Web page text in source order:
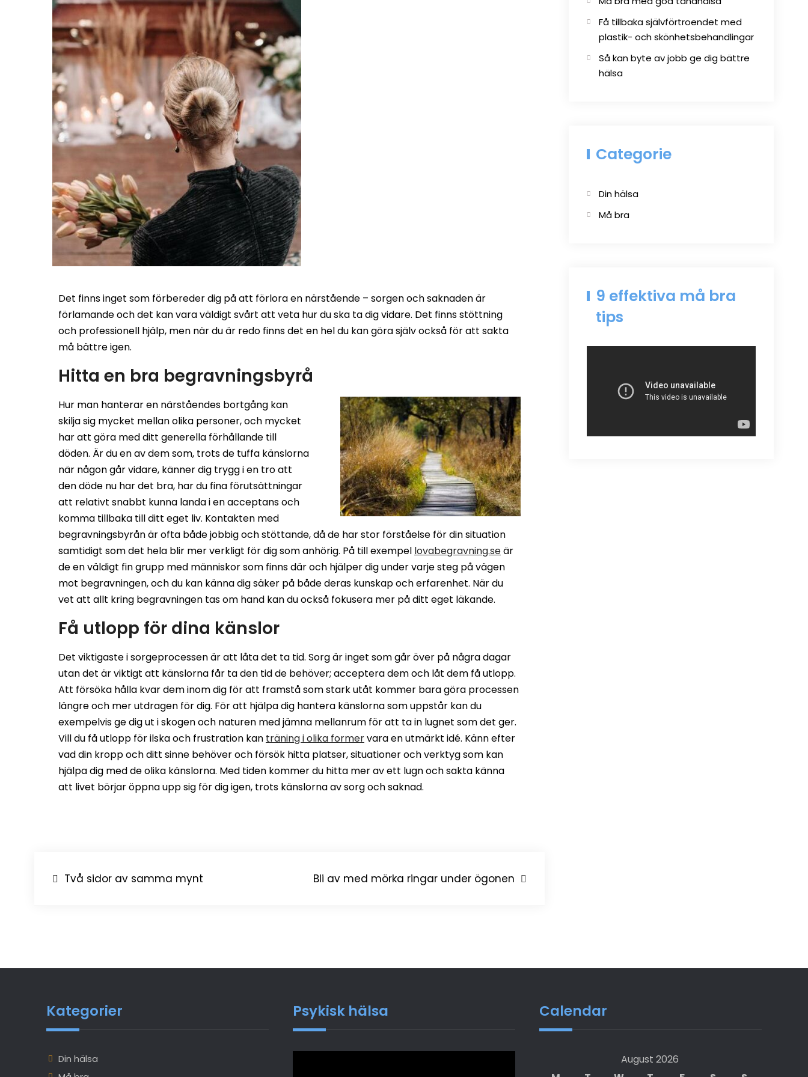
Det finns inget som förbereder dig på att förlora en närstående – sorgen och saknaden är
förlamande och det kan vara väldigt svårt att veta hur du ska ta dig vidare. Det finns stöttning
och professionell hjälp, men när du är redo finns det en hel du kan göra själv också för att sakta
må bättre igen.
Hitta en bra begravningsbyrå
Hur man hanterar en närståendes bortgång kan
skilja sig mycket mellan olika personer, och mycket
har att göra med ditt generella förhållande till
döden. Är du en av dem som, trots de tuffa känslorna
när någon går vidare, känner dig trygg i en tro att
den döde nu har det bra, har du fina förutsättningar
att relativt snabbt kunna landa i en acceptans och
komma tillbaka till ditt eget liv. Kontakten med
begravningsbyrån är ofta både jobbig och stöttande, då de har stor förståelse för din situation
samtidigt som det hela blir mer verkligt för dig som anhörig. På till exempel lovabegravning.seär
de en väldigt fin grupp med människor som finns där och hjälper dig under varje steg på vägen
mot begravningen, och du kan känna dig säker på både deras kunskap och erfarenhet. När du
vet att allt kring begravningen tas om hand kan du också fokusera mer på ditt eget läkande.
Få utlopp för dina känslor
Det viktigaste i sorgeprocessen är att låta det ta tid. Sorg är inget som går över på några dagar
utan det är viktigt att känslorna får ta den tid de behöver; acceptera dem och låt dem få utlopp.
Att försöka hålla kvar dem inom dig för att framstå som stark utåt kommer bara göra processen
längre och mer utdragen för dig. För att hjälpa dig hantera känslorna som uppstår kan du
exempelvis ge dig ut i skogen och naturen med jämna mellanrum för att ta in lugnet som det ger.
Vill du få utlopp för ilska och frustration kan träning i olika formervara en utmärkt idé. Känn efter
vad din kropp och ditt sinne behöver och försök hitta platser, situationer och verktyg som kan
hjälpa dig med de olika känslorna. Med tiden kommer du hitta mer av ett lugn och sakta känna
att livet börjar öppna upp sig för dig igen, trots känslorna av sorg och saknad.
Post
Två sidor av samma mynt Bli av med mörka ringar under ögonen
Få tillbaka självförtroendet med
plastik- och skönhetsbehandlingar
Så kan byte av jobb ge dig bättre
hälsa
Categorie
Din hälsa
Må bra
9 effektiva må bra
tips
Kategorier
Din hälsa
Psykisk hälsa Calendar
August 2026